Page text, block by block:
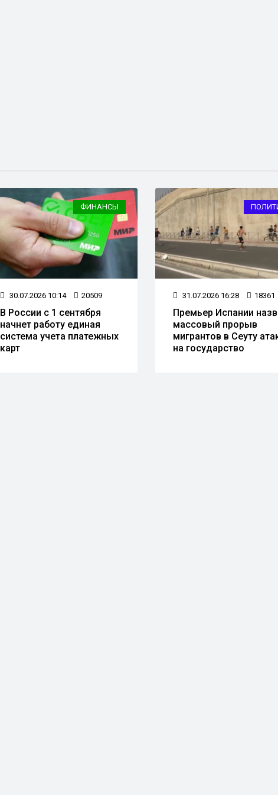
ФИНАНСЫ
30.07.2026 10:14 20509
В России с 1 сентября
начнет работу единая
система учета платежных
карт
31.07.2026 16:28 18361
Премьер Испании
массовый прорыв
мигрантов в Сеуту
на государство